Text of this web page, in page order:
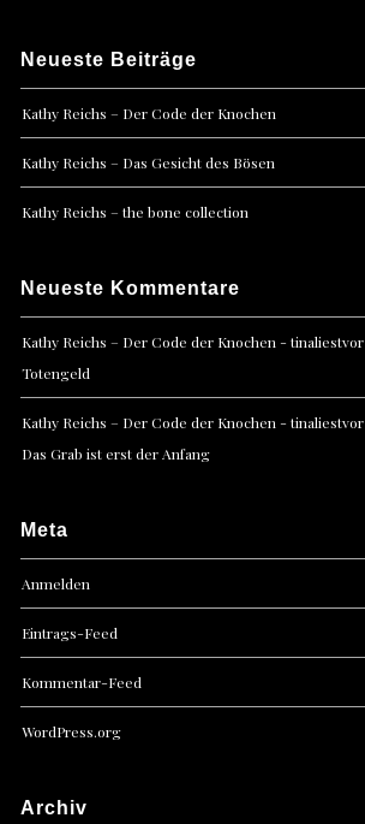
Neueste Beiträge
Kathy Reichs – Der Code der Knochen
Kathy Reichs – Das Gesicht des Bösen
Kathy Reichs – the bone collection
Neueste Kommentare
Kathy Reichs – Der Code der Knochen - tinaliestvor
Totengeld
Kathy Reichs – Der Code der Knochen - tinaliestvor
Das Grab ist erst der Anfang
Meta
Anmelden
Eintrags-Feed
Kommentar-Feed
WordPress.org
Archiv